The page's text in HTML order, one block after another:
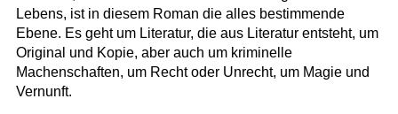
Lebens, ist in diesem Roman die alles bestimmende
Ebene. Es geht um Literatur, die aus Literatur entsteht, um
Original und Kopie, aber auch um kriminelle
Machenschaften, um Recht oder Unrecht, um Magie und
Vernunft.